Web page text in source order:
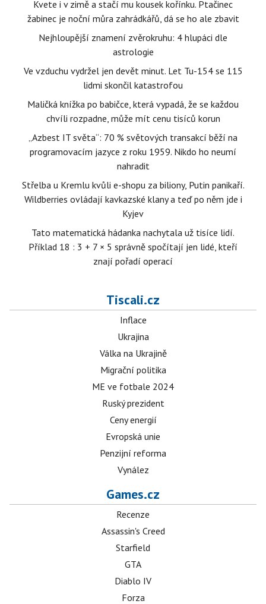
Kvete i v zimě a stačí mu kousek kořínku. Ptačinec
žabinec je noční můra zahrádkářů, dá se ho ale zbavit
Nejhloupější znamení zvěrokruhu: 4 hlupáci dle
astrologie
Ve vzduchu vydržel jen devět minut. Let Tu-154 se 115
lidmi skončil katastrofou
Maličká knížka po babičce, která vypadá, že se každou
chvíli rozpadne, může mít cenu tisíců korun
„Azbest IT světa“: 70 % světových transakcí běží na
programovacím jazyce z roku 1959. Nikdo ho neumí
nahradit
Střelba u Kremlu kvůli e-shopu za biliony, Putin panikaří.
Wildberries ovládají kavkazské klany a teď po něm jde i
Kyjev
Tato matematická hádanka nachytala už tisíce lidí.
Příklad 18 : 3 + 7 × 5 správně spočítají jen lidé, kteří
znají pořadí operací
Tiscali.cz
Inflace
Ukrajina
Válka na Ukrajině
Migrační politika
ME ve fotbale 2024
Ruský prezident
Ceny energií
Evropská unie
Penzijní reforma
Vynález
Games.cz
Recenze
Assassin's Creed
Starfield
GTA
Diablo IV
Forza